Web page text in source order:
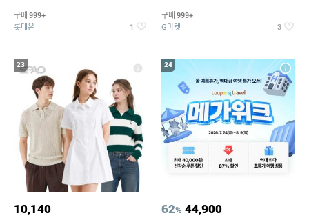
구매 999+
롯데온 1
티커 세트
구매 999+
G마켓 3
23
10,140
24
62% 44,900